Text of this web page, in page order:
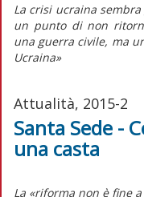
La crisi ucraina
un punto di non
una guerra civile, ma
Ucraina»
Attualità, 2015-2
Santa Sede -
una casta
La «riforma non è fine